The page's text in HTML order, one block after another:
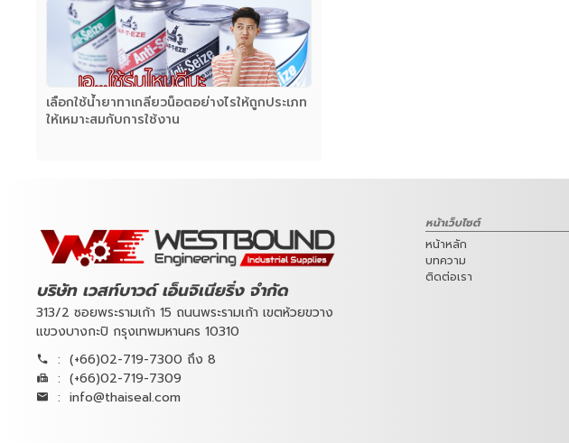
เลือกใช้น้ำยาทาเกลียวน็อตอย่างไรให้ถูกประเภท
ให้เหมาะสมกับการใช้งาน
บริษัท เวสท์บาวด์ เอ็นจิเนียริ่ง จำกัด
313/2 ซอยพระรามเก้า 15 ถนนพระรามเก้า เขตห้วยขวาง
แขวงบางกะปิ กรุงเทพมหานคร 10310
: (+66)02-719-7300 ถึง 8
: (+66)02-719-7309
: info@thaiseal.com
หน้าเว็บไซต์
หน้าหลัก
บทความ
ติดต่อเรา